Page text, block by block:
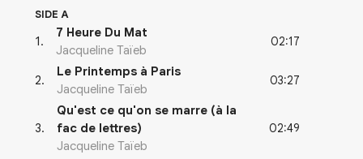
SIDE A
1 .
7 Heure Du Mat
Jacqueline Taïeb
02:17
2.
Le Printemps à Paris
Jacqueline Taïeb
03:27
3.
Qu'est ce qu'on se marre (à la
fac de lettres)
Jacqueline Taïeb
02:49